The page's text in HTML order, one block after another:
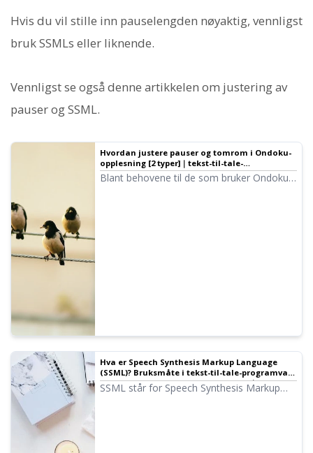
Hvis du vil stille inn pauselengden nøyaktig, vennligst
bruk SSMLs eller liknende.
Vennligst se også denne artikkelen om justering av
pauser og SSML.
Hvordan justere pauser og tomrom i Ondoku-
opplesning [2 typer]｜tekst-til-tale-
programvare Ondoku
Blant behovene til de som bruker Ondoku,
Hva er Speech Synthesis Markup Language
(SSML)? Bruksmåte i tekst-til-tale-programvare
og en liste over de viktigste kodene.｜tekst-til-
tale-programvare Ondoku
SSML står for Speech Synthesis Markup